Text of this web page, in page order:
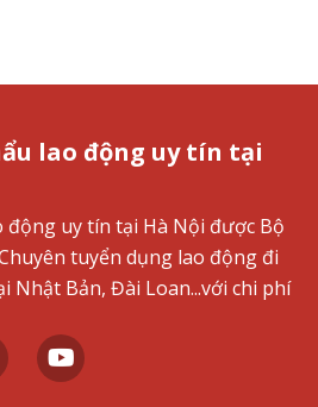
lao động uy tín tại
động uy tín tại Hà Nội được Bộ
tuyển dụng lao động đi
Nhật Bản, Đài Loan...với chi phí